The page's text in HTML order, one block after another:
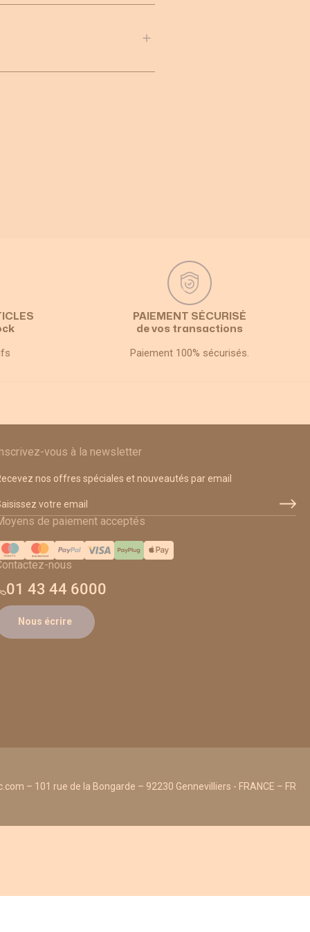
PAIEMENT SÉCURISÉ
de vos transactions
Paiement 100% sécurisés.
vous à la newsletter
nos offres spéciales et nouveautés par email
email
de paiement acceptés
nous
01 43 44 6000
Nous écrire
– 101 rue de la Bongarde – 92230 Gennevilliers - FRANCE – FR